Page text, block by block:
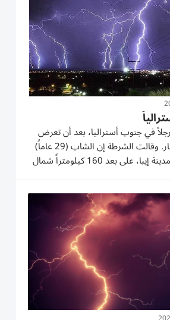
في جنوب أستراليا، بعد أن تعرض
لها خلال هطول أمطار. وقالت الشرطة إن الشاب (29 عاماً)
أصيب بصاعقة في مدينة إيبا، على بعد 160 كيلومتراً شمال
جنوب أستراليا، والمدينة الخامسة
وتوفي على إثرها مباشرة. وسجلت